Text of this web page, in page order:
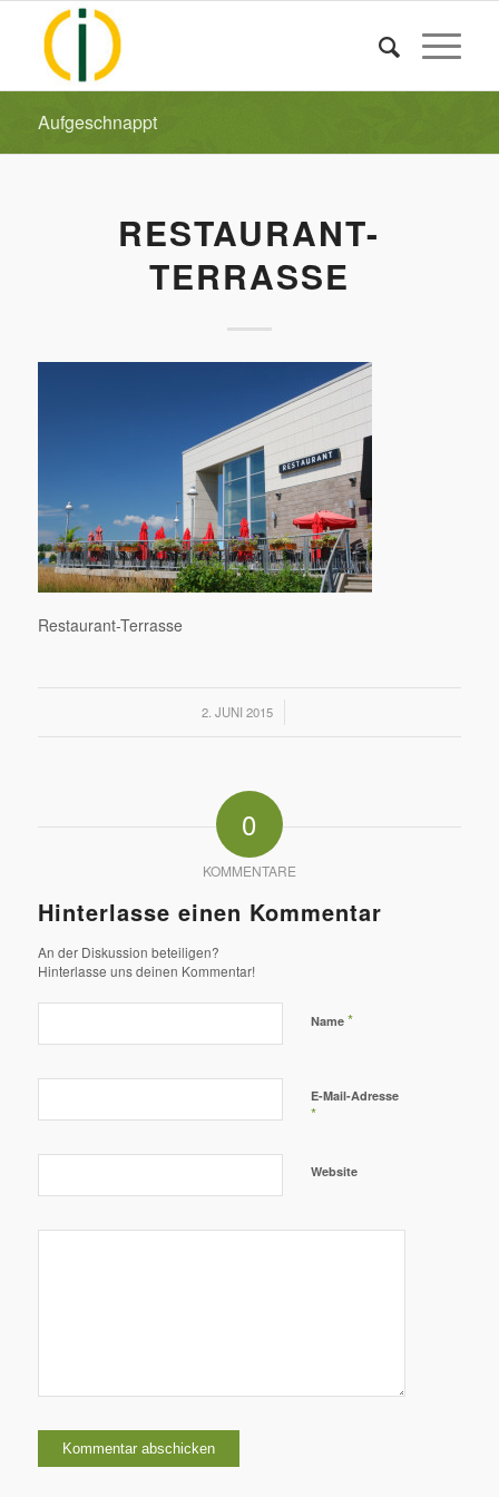
Aufgeschnappt
RESTAURANT-
TERRASSE
Restaurant-Terrasse
2. JUNI 2015
/
0
KOMMENTARE
Hinterlasse einen Kommentar
An der Diskussion beteiligen?
Hinterlasse uns deinen Kommentar!
Name *
E-Mail-Adresse
*
Website